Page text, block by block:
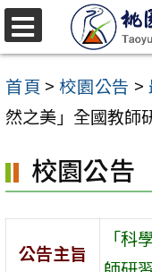
跳
至
主
要
容
區
首頁 > 校園公告 >
然之美」全國教師
校園公告
公告主旨
「科
選
單